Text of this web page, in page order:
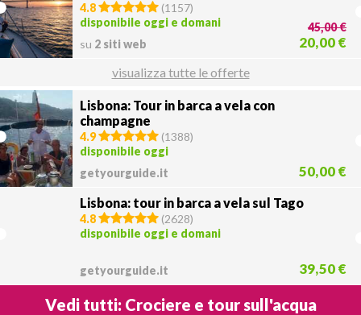
4.8 (1157)
disponibile oggi e domani
su 2 siti web
45,00 €
20,00 €
visualizza tutte le offerte
Lisbona: Tour in barca a vela con
champagne
4.9 (1388)
disponibile oggi
getyourguide.it
50,00 €
Lisbona: tour in barca a vela sul Tago
4.8 (2628)
disponibile oggi e domani
getyourguide.it 39,50 €
Vedi tutti: Crociere e tour sull'acqua